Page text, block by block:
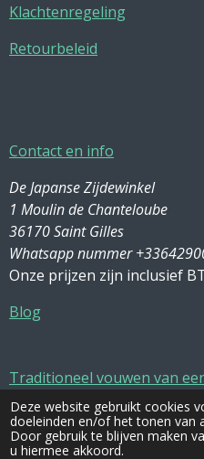
Deze website gebruikt cookies
doeleinden en/of het tonen van
Door gebruik te blijven maken
u hiermee akkoord.
Klachtenregeling
Retourbeleid
Contact en info
De Japanse Zijdewinkel
1 Moulin de Chanteloube
36170 Saint Gilles
Whatsapp nummer
Onze prijzen zijn inclusief
Blog
Traditioneel vouwen van
Zijde wassen en onderhoud